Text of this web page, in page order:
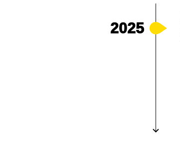
2025